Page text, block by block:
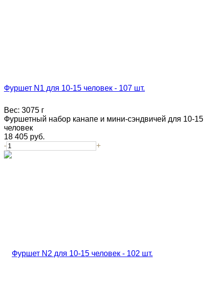
Фуршет N1 для 10-15 человек - 107 шт.
Вес: 3075 г
Фуршетный набор канапе и мини-сэндвичей для 10-15
человек
18 405 руб.
-
+